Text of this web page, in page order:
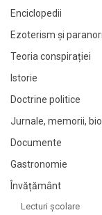
Enciclopedii
Ezoterism și
Teoria conspirației
Istorie
Doctrine politice
Jurnale, memorii,
Documente
Gastronomie
Învățământ
Lecturi şcolare